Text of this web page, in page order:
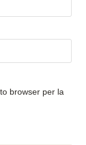
browser per la